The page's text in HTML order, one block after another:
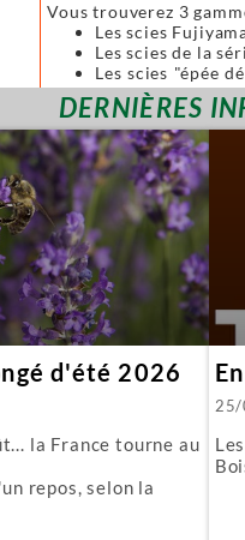
Vous trouverez 3
Les scies
Les scies de la
Les scies "épée
forgées à la
Toutes ces scies sont
Nous vous proposons
Mawashibiki :
Kughikii :
Évidemment nous
DERNIÈRES
d'été 2026
la France tourne au
repos, selon la